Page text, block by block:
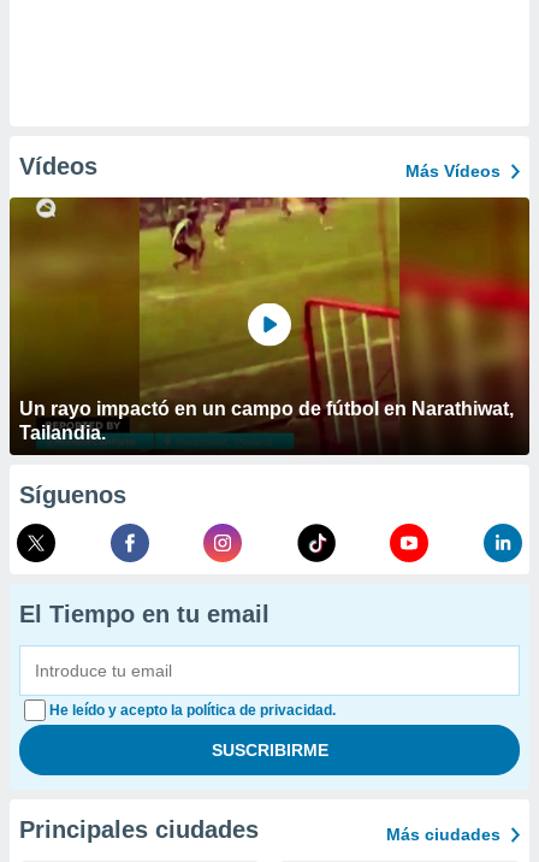
Vídeos Más Vídeos
Un rayo impactó en un campo de fútbol en Narathiwat,
Tailandia.
Síguenos
El Tiempo en tu email
He leído y acepto la política de privacidad.
Principales ciudades Más ciudades